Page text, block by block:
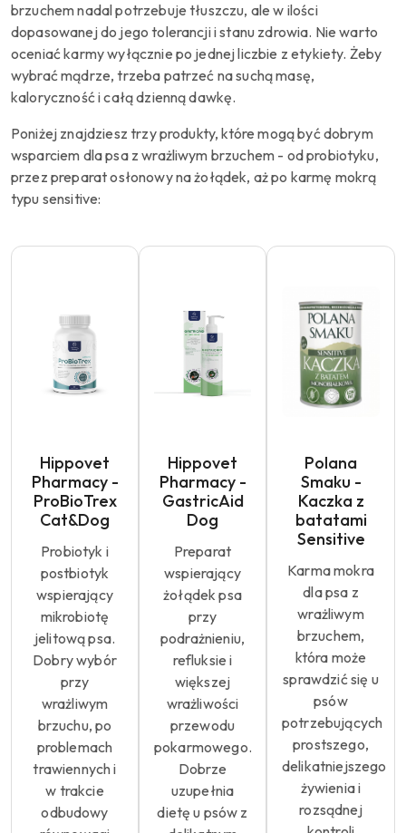
brzuchem nadal potrzebuje tłuszczu, ale w ilości
dopasowanej do jego tolerancji i stanu zdrowia. Nie warto
oceniać karmy wyłącznie po jednej liczbie z etykiety. Żeby
wybrać mądrze, trzeba patrzeć na suchą masę,
kaloryczność i całą dzienną dawkę.
Poniżej znajdziesz trzy produkty, które mogą być dobrym
wsparciem dla psa z wrażliwym brzuchem - od probiotyku,
przez preparat osłonowy na żołądek, aż po karmę mokrą
typu sensitive:
Hippovet
Pharmacy -
ProBioTrex
Cat&Dog
Probiotyk i
postbiotyk
wspierający
mikrobiotę
jelitową psa.
Dobry wybór
przy
wrażliwym
brzuchu, po
problemach
trawiennych i
w trakcie
odbudowy
Hippovet
Pharmacy -
GastricAid
Dog
Preparat
wspierający
żołądek psa
przy
podrażnieniu,
refluksie i
większej
wrażliwości
przewodu
pokarmowego.
Dobrze
uzupełnia
dietę u psów z
Polana
Smaku -
Kaczka z
batatami
Sensitive
Karma mokra
dla psa z
wrażliwym
brzuchem,
która może
sprawdzić się u
psów
potrzebujących
prostszego,
delikatniejszego
żywienia i
rozsądnej